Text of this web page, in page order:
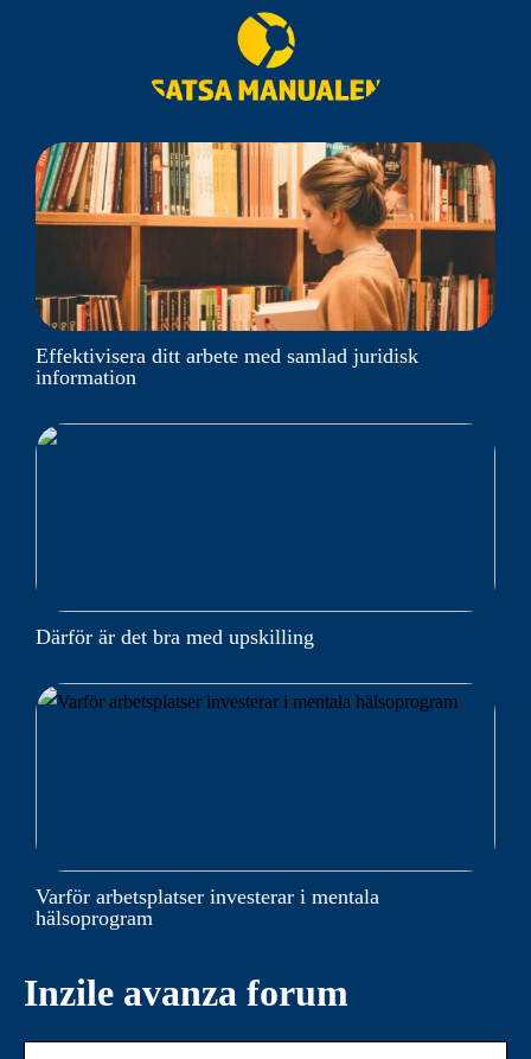
Effektivisera ditt arbete med samlad juridisk
information
Därför är det bra med upskilling
Varför arbetsplatser investerar i mentala
hälsoprogram
Inzile avanza forum